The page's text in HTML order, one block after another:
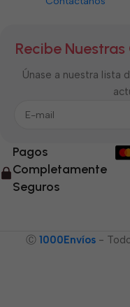
Recibe
Únase a nuestra lista
Pagos
Completamente
Seguros
Ⓒ 1000Envíos -